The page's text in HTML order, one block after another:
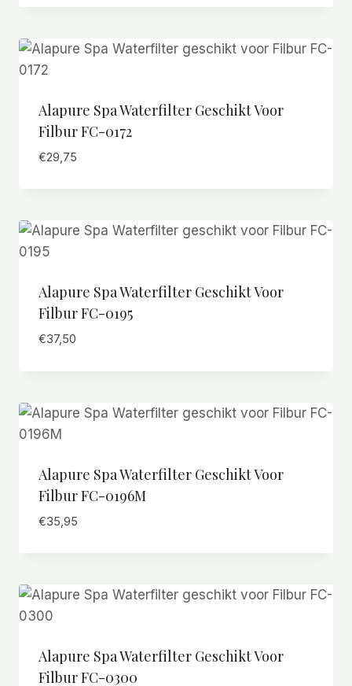
Alapure Spa Waterfilter Geschikt Voor
Filbur FC-0172
€29,75
Alapure Spa Waterfilter Geschikt Voor
Filbur FC-0195
€37,50
Alapure Spa Waterfilter Geschikt Voor
Filbur FC-0196M
€35,95
Alapure Spa Waterfilter Geschikt Voor
Filbur FC-0300